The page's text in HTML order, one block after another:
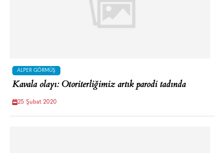
ALPER GÖRMÜŞ
Kavala olayı: Otoriterliğimiz artık parodi tadında
25 Şubat 2020